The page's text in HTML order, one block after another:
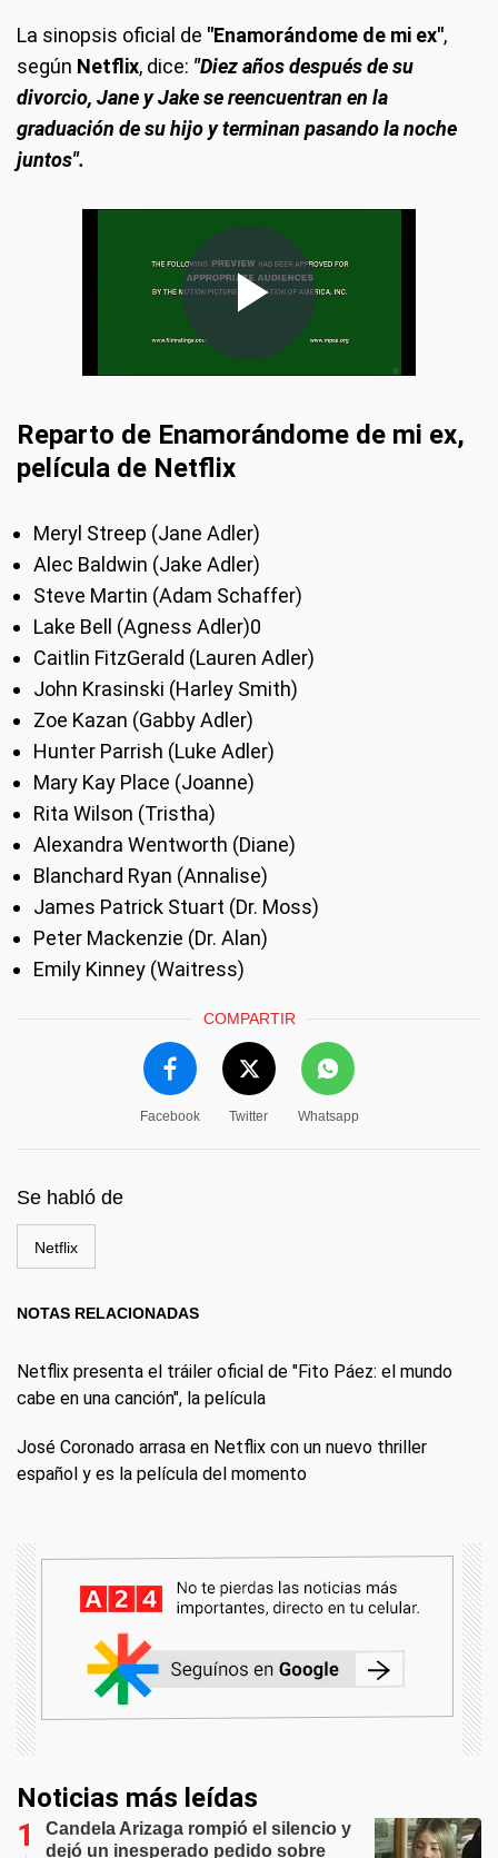
La sinopsis oficial de "Enamorándome de mi ex",
según Netflix, dice: "Diez años después de su
divorcio, Jane y Jake se reencuentran en la
graduación de su hijo y terminan pasando la noche
juntos".
Reparto de Enamorándome de mi ex,
película de Netflix
Meryl Streep (Jane Adler)
Alec Baldwin (Jake Adler)
Steve Martin (Adam Schaffer)
Lake Bell (Agness Adler)0
Caitlin FitzGerald (Lauren Adler)
John Krasinski (Harley Smith)
Zoe Kazan (Gabby Adler)
Hunter Parrish (Luke Adler)
Mary Kay Place (Joanne)
Rita Wilson (Tristha)
Alexandra Wentworth (Diane)
Blanchard Ryan (Annalise)
James Patrick Stuart (Dr. Moss)
Peter Mackenzie (Dr. Alan)
Emily Kinney (Waitress)
COMPARTIR
Facebook Twitter Whatsapp
Se habló de
Netflix
NOTAS RELACIONADAS
Netflix presenta el tráiler oficial de "Fito Páez: el mundo
cabe en una canción", la película
José Coronado arrasa en Netflix con un nuevo thriller
español y es la película del momento
Noticias más leídas
Candela Arizaga rompió el silencio y
dejó un inesperado pedido sobre